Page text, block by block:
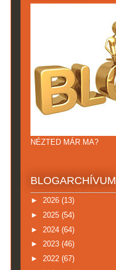
NÉZTED MÁR MA?
BLOGARCHÍVUM
► 2026 (13)
► 2025 (54)
► 2024 (64)
► 2023 (46)
► 2022 (67)